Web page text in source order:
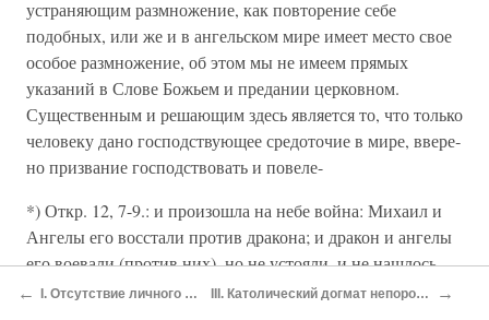
устраняющим размножение, как повторение себе
подобных, или же и в ангельском мире имеет место свое
особое размножение, об этом мы не имеем прямых
указаний в Слове Божьем и предании церковном.
Существенным и решающим здесь является то, что только
человеку дано господствующее средоточие в мире, ввере­
но призвание господствовать и повеле-
*) Откр. 12, 7-9.: и произошла на небе война: Михаил и
Ангелы его восстали против дракона; и дракон и ангелы
его воевали (против них), но не устояли, и не нашлось
уже для них места на небе. И низвержен был великий
← I. Отсутствие личного греха у Богоматери III. Католический догмат непорочного зачатия Богоматери →